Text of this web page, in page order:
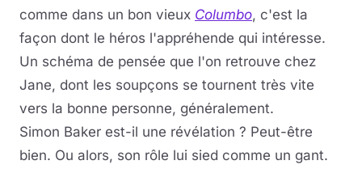
comme dans un bon vieux Columbo, c'est la
façon dont le héros l'appréhende qui intéresse.
Un schéma de pensée que l'on retrouve chez
Jane, dont les soupçons se tournent très vite
vers la bonne personne, généralement.
Simon Baker est-il une révélation ? Peut-être
bien. Ou alors, son rôle lui sied comme un gant.